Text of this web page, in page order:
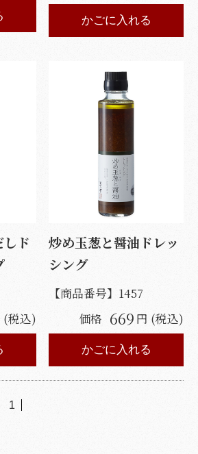
かごに入れる
しド
(税込)
炒め玉葱と醤油ドレッ
シング
【商品番号】 1457
価格 669 円 (税込)
かごに入れる
1